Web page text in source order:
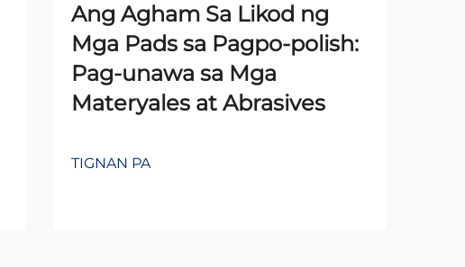
Ang Agham Sa Likod ng
Mga Pads sa Pagpo-polish:
Pag-unawa sa Mga
Materyales at Abrasives
TIGNAN PA